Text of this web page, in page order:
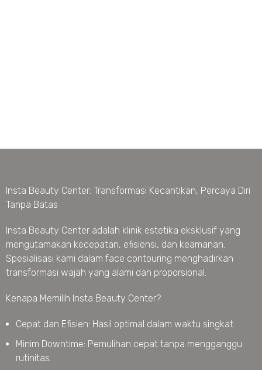
Insta Beauty Center: Transformasi Kecantikan, Percaya Diri
Tanpa Batas
Insta Beauty Center adalah klinik estetika eksklusif yang
mengutamakan kecepatan, efisiensi, dan keamanan.
Spesialisasi kami dalam face contouring menghadirkan
transformasi wajah yang alami dan proporsional.
Kenapa Memilih Insta Beauty Center?
Cepat dan Efisien: Hasil optimal dalam waktu singkat.
Minim Downtime: Pemulihan cepat tanpa mengganggu
rutinitas.